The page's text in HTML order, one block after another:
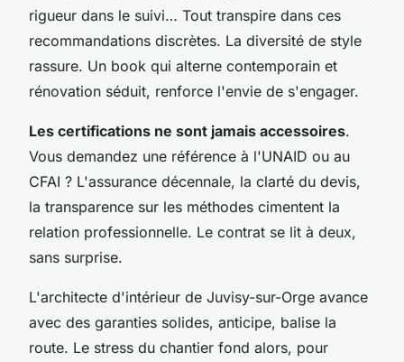
rigueur dans le suivi… Tout transpire dans ces
recommandations discrètes. La diversité de style
rassure. Un book qui alterne contemporain et
rénovation séduit, renforce l'envie de s'engager.
Les certifications ne sont jamais accessoires.
Vous demandez une référence à l'UNAID ou au
CFAI ? L'assurance décennale, la clarté du devis,
la transparence sur les méthodes cimentent la
relation professionnelle. Le contrat se lit à deux,
sans surprise.
L'architecte d'intérieur de Juvisy-sur-Orge avance
avec des garanties solides, anticipe, balise la
route. Le stress du chantier fond alors, pour